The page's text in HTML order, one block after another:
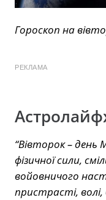
Гороскоп на
РЕКЛАМА
“Вівторок –
фізичної сили,
войовничого
пристрасті, волі,